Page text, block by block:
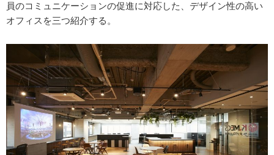
員のコミュニケーションの促進に対応した、デザイン性の高い
オフィスを三つ紹介する。